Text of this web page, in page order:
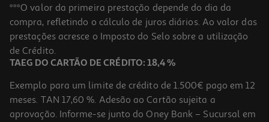
***O valor da primeira prestação depende do dia da
compra, refletindo o cálculo de juros diários. Ao valor das
prestações acresce o Imposto do Selo sobre a utilização
de Crédito.
TAEG DO CARTÃO DE CRÉDITO: 18,4 %
Exemplo para um limite de crédito de 1.500€ pago em 12
meses. TAN 17,60 %. Adesão ao Cartão sujeita a
aprovação. Informe-se junto do Oney Bank – Sucursal em